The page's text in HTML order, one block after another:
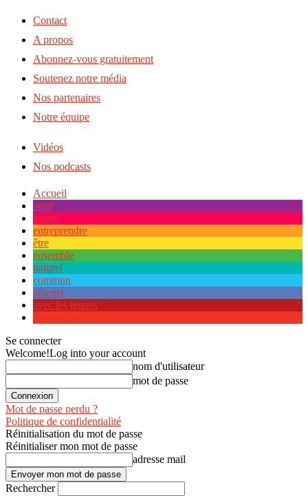
Contact
A propos
Abonnez-vous gratuitement
Soutenez notre média
Nos partenaires
Notre équipe
Vidéos
Nos podcasts
Accueil
aimé
inséré
entreprendre
être
ensemble
naturel
commun
ailleurs
avec les jeunes
Se connecter
Welcome!Log into your account
nom d'utilisateur
mot de passe
Mot de passe perdu ?
Politique de confidentialité
Réinitialisation du mot de passe
Réinitialiser mon mot de passe
adresse mail
Rechercher